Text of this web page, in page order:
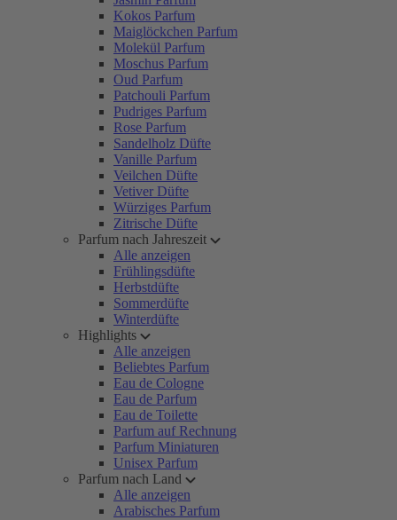
Kokos Parfum
Maiglöckchen Parfum
Molekül Parfum
Moschus Parfum
Oud Parfum
Patchouli Parfum
Pudriges Parfum
Rose Parfum
Sandelholz Düfte
Vanille Parfum
Veilchen Düfte
Vetiver Düfte
Würziges Parfum
Zitrische Düfte
Parfum nach Jahreszeit
Alle anzeigen
Frühlingsdüfte
Herbstdüfte
Sommerdüfte
Winterdüfte
Highlights
Alle anzeigen
Beliebtes Parfum
Eau de Cologne
Eau de Parfum
Eau de Toilette
Parfum auf Rechnung
Parfum Miniaturen
Unisex Parfum
Parfum nach Land
Alle anzeigen
Arabisches Parfum